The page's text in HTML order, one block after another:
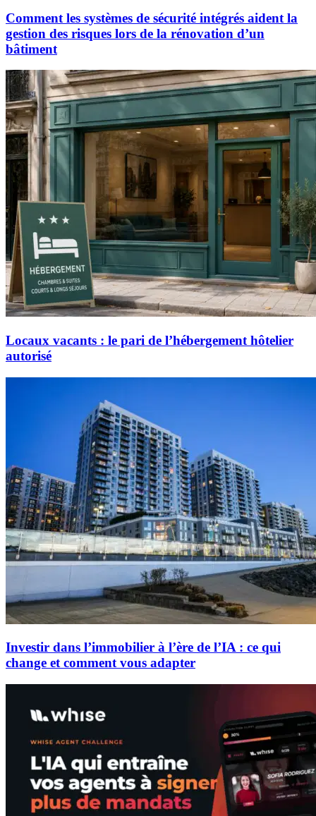
Comment les systèmes de sécurité intégrés aident la
gestion des risques lors de la rénovation d’un
bâtiment
Locaux vacants : le pari de l’hébergement hôtelier
autorisé
Investir dans l’immobilier à l’ère de l’IA : ce qui
change et comment vous adapter